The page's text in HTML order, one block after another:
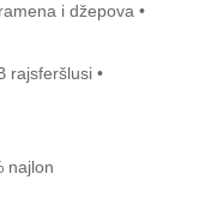
i džepova •
rajsferšlusi •
najlon